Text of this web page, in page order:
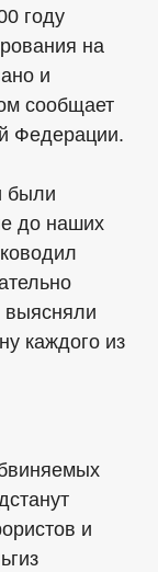
году
на
и
сообщает
Федерации.
были
до наших
выясняли
каждого из
и